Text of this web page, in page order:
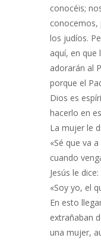
conocéis;
conocemos,
los judíos.
aquí, en que
adorarán al
porque el
Dios es
hacerlo en
La mujer le
«Sé que va
cuando
Jesús le dice:
«Soy yo, el
En esto
extrañaban
una mujer,